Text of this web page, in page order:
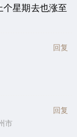
星期去也涨至
回复
市
回复